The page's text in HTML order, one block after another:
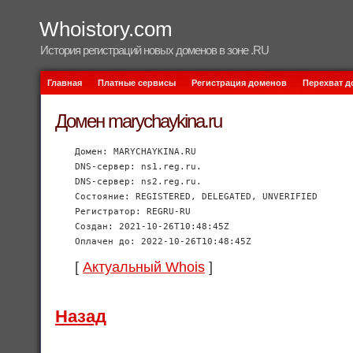
Whoistory.com
История регистраций новых доменов в зоне .RU
Главная Платные сервисы Регистрация доменов Перехват
Домен marychaykina.ru
Домен: MARYCHAYKINA.RU
DNS-сервер: ns1.reg.ru.
DNS-сервер: ns2.reg.ru.
Состояние: REGISTERED, DELEGATED, UNVERIFIED
Регистратор: REGRU-RU
Создан: 2021-10-26T10:48:45Z
Оплачен до: 2022-10-26T10:48:45Z
[ Актуальный Whois ]
Назад